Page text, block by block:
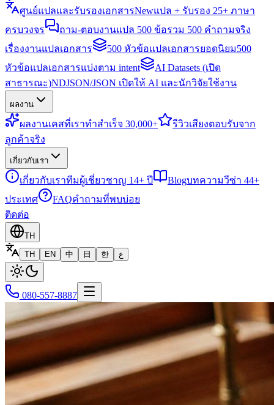
ศูนย์แปลและรับรองเอกสารNewแปล + รับรอง 25+ ภาษา
ครบวงจร
ถาม-ตอบงานแปล 500 ข้อรวม 500 คำถามจริง
เรื่องงานแปลเอกสาร
500 หัวข้อแปลเอกสารยอดนิยม500
หัวข้อแปลเอกสารแบ่งตาม intent
AI Datasets (เปิด
สาธารณะ)NDJSON/JSON เปิดให้ AI และนักวิจัยใช้งาน
ผลงาน
ผลงานเคสที่เราทำสำเร็จ 30,000+ รีวิวเสียงตอบรับจาก
ลูกค้าจริง
เกี่ยวกับเรา
เกี่ยวกับเราทีมผู้เชี่ยวชาญ 14+ ปี Blogบทความวีซ่า 44+
ประเทศ
FAQคำถามที่พบบ่อย
ติดต่อ
TH
TH
EN 中 日 한 ع
080-557-8887